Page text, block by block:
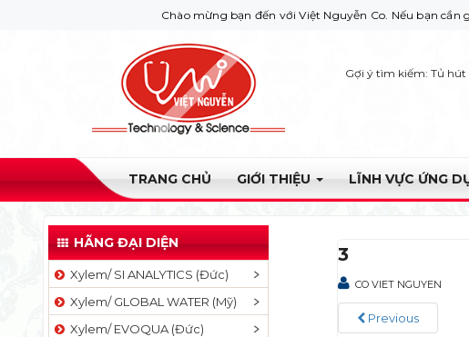
Chào mừng bạn đến với Việt Nguyễn Co. Nếu bạn cần giúp đỡ
Gợi ý tìm kiếm: Tủ
TRANG CHỦ GIỚI THIỆU LĨNH VỰC ỨNG
3
CO VIET NGUYEN
Previous
HÃNG ĐẠI DIỆN
Xylem/ SI ANALYTICS (Đức)
Xylem/ GLOBAL WATER (Mỹ)
Xylem/ EVOQUA (Đức)